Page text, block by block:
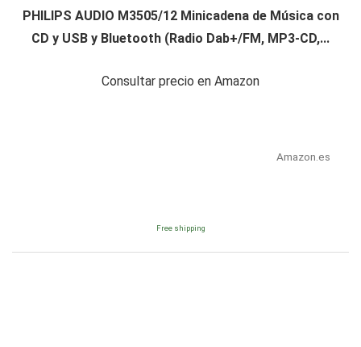
PHILIPS AUDIO M3505/12 Minicadena de Música con
CD y USB y Bluetooth (Radio Dab+/FM, MP3-CD,...
Consultar precio en Amazon
Amazon.es
Free shipping